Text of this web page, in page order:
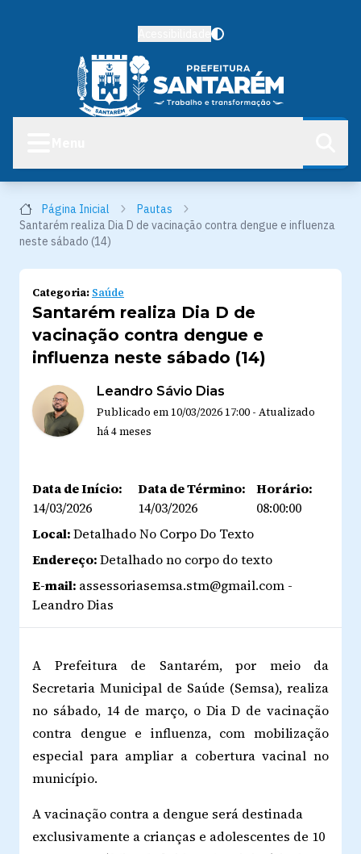
Página Inicial
Pautas
Santarém realiza Dia D de vacinação contra dengue e influenza
neste sábado (14)
Categoria: Saúde
Santarém realiza Dia D de
vacinação contra dengue e
influenza neste sábado (14)
Leandro Sávio Dias
Publicado em 10/03/2026 17:00 - Atualizado
há 4 meses
Data de Início:
14/03/2026
Data de Término:
14/03/2026
Horário:
08:00:00
Local:Detalhado No Corpo Do Texto
Endereço:Detalhado no corpo do texto
E-mail: assessoriasemsa.stm@gmail.com -
Leandro Dias
A Prefeitura de Santarém, por meio da
Secretaria Municipal de Saúde (Semsa), realiza
no sábado, 14 de março, o Dia D de vacinação
contra dengue e influenza, com mobilização
especial para ampliar a cobertura vacinal no
município.
A vacinação contra a dengue será destinada
exclusivamente a crianças e adolescentes de 10